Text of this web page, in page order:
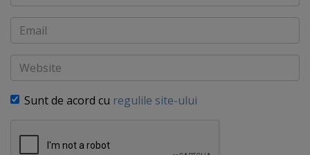
Email
Website
Sunt de acord cu regulile site-ului